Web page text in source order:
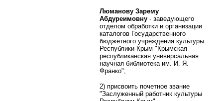
Люманову Зарему
Абдуреимовну - заведующего
отделом обработки и организации
каталогов Государственного
бюджетного учреждения культуры
Республики Крым "Крымская
республиканская универсальная
научная библиотека им. И. Я.
Франко";
2) присвоить почетное звание
"Заслуженный работник культуры